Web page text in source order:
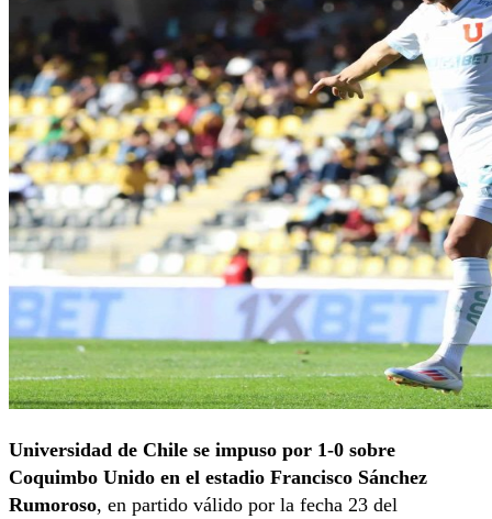
Universidad de Chile se impuso por 1-0 sobre
Coquimbo Unido en el estadio Francisco Sánchez
Rumoroso, en partido válido por la fecha 23 del